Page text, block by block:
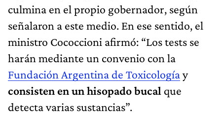
culmina en el propio gobernador, según
señalaron a este medio. En ese sentido, el
ministro Cococcioni afirmó: “Los tests se
harán mediante un convenio con la
Fundación Argentina de Toxicologíay
consisten en un hisopado bucal que
detecta varias sustancias”.